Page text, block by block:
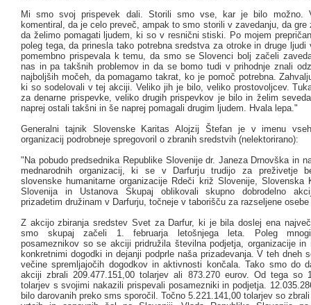
Mi smo svoj prispevek dali. Storili smo vse, kar je bilo možno.
komentiral, da je celo preveč, ampak to smo storili v zavedanju, da gre
da želimo pomagati ljudem, ki so v resnični stiski. Po mojem
poleg tega, da prinesla tako potrebna sredstva za otroke in druge ljudi
pomembno prispevala k temu, da smo se Slovenci bolj začeli
nas in pa takšnih problemov in da se bomo tudi v prihodnje znali
najboljših močeh, da pomagamo takrat, ko je pomoč potrebna.
ki so sodelovali v tej akciji. Veliko jih je bilo, veliko prostovoljcev.
za denarne prispevke, veliko drugih prispevkov je bilo in želim
naprej ostali takšni in še naprej pomagali drugim ljudem. Hvala lepa."
Generalni tajnik Slovenske Karitas Alojzij Štefan je v imenu
organizacij podrobneje spregovoril o zbranih sredstvih (nelektorirano):
"Na pobudo predsednika Republike Slovenije dr. Janeza Drnovška in
mednarodnih organizacij, ki se v Darfurju trudijo za preživetje
slovenske humanitarne organizacije Rdeči križ Slovenije, Slovenska
Slovenija in Ustanova Skupaj oblikovali skupno dobrodelno
prizadetim družinam v Darfurju, točneje v taborišču za razseljene
Z akcijo zbiranja sredstev Svet za Darfur, ki je bila doslej ena
smo skupaj začeli 1. februarja letošnjega leta. Poleg
posameznikov so se akciji pridružila številna podjetja, organizacije
konkretnimi dogodki in dejanji podprle naša prizadevanja. V teh dneh
večine spremljajočih dogodkov in aktivnosti končala. Tako smo do
akciji zbrali 209.477.151,00 tolarjev ali 873.270 eurov. Od tega so
tolarjev s svojimi nakazili prispevali posamezniki in podjetja.
bilo darovanih preko sms sporočil. Točno 5.221.141,00 tolarjev so